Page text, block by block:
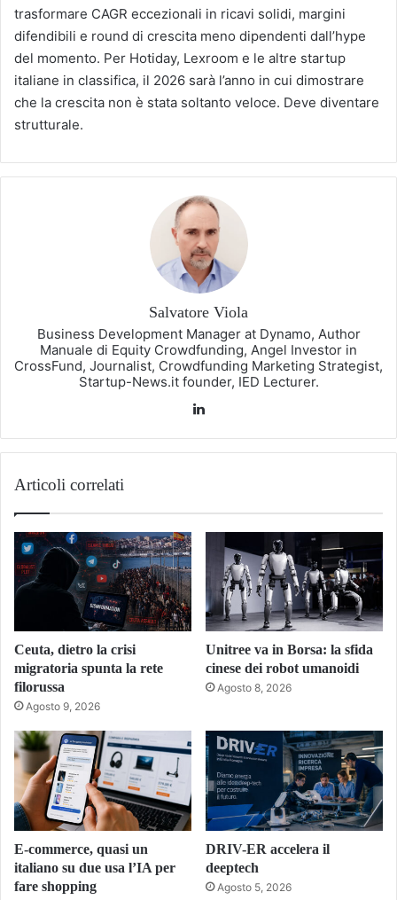
trasformare CAGR eccezionali in ricavi solidi, margini
difendibili e round di crescita meno dipendenti dall’hype
del momento. Per Hotiday, Lexroom e le altre startup
italiane in classifica, il 2026 sarà l’anno in cui dimostrare
che la crescita non è stata soltanto veloce. Deve diventare
strutturale.
Salvatore Viola
Business Development Manager at Dynamo, Author
Manuale di Equity Crowdfunding, Angel Investor in
CrossFund, Journalist, Crowdfunding Marketing Strategist,
Startup-News.it founder, IED Lecturer.
Articoli correlati
Ceuta, dietro la crisi
migratoria spunta la rete
filorussa
Agosto 9, 2026
Unitree va in Borsa: la sfida
cinese dei robot umanoidi
Agosto 8, 2026
E-commerce, quasi un
italiano su due usa l’IA per
fare shopping
DRIV-ER accelera il
deeptech
Agosto 5, 2026